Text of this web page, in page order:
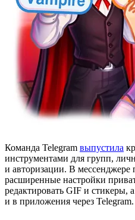
Команда Telegram выпустила
инструментами для групп,
и авторизации. В мессенджере
расширенные настройки
редактировать GIF и стикеры,
и в приложения через Telegram.